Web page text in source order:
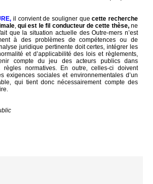
il convient de souligner quecette recherche
,qui est le fil conducteur de cette thèse,ne
que la situation actuelle des Outre-mers n’est
à des problèmes de compétences ou de
juridique pertinente doit certes, intégrer les
et d’applicabilité des lois et règlements,
compte du jeu des acteurs publics dans
règles normatives. En outre, celles-ci doivent
exigences sociales et environnementales d’un
qui tient donc nécessairement compte des